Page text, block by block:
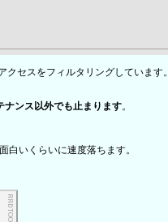
クセスをフィルタリングしています。
ナンス以外でも止まります。
白いくらいに速度落ちます。